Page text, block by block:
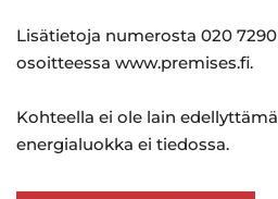
Lisätietoja numerosta 020
osoitteessa www.premises.fi.
Kohteella ei ole lain
energialuokka ei tiedossa.